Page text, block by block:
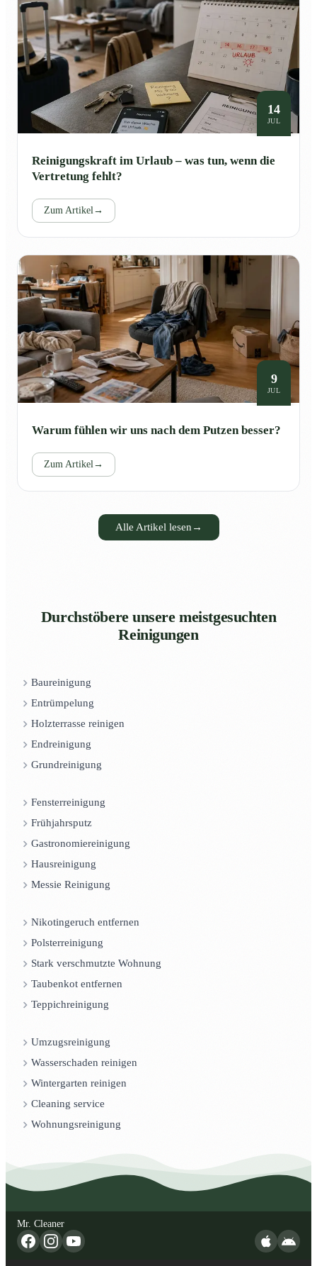
14
JUL
Reinigungskraft im Urlaub – was tun, wenn die
Vertretung fehlt?
Zum Artikel→
9
JUL
Warum fühlen wir uns nach dem Putzen besser?
Zum Artikel→
Alle Artikel lesen →
Durchstöbere unsere meistgesuchten
Reinigungen
Baureinigung
Entrümpelung
Holzterrasse reinigen
Endreinigung
Grundreinigung
Fensterreinigung
Frühjahrsputz
Gastronomiereinigung
Hausreinigung
Messie Reinigung
Nikotingeruch entfernen
Polsterreinigung
Stark verschmutzte Wohnung
Taubenkot entfernen
Teppichreinigung
Umzugsreinigung
Wasserschaden reinigen
Wintergarten reinigen
Cleaning service
Wohnungsreinigung
Mr. Cleaner